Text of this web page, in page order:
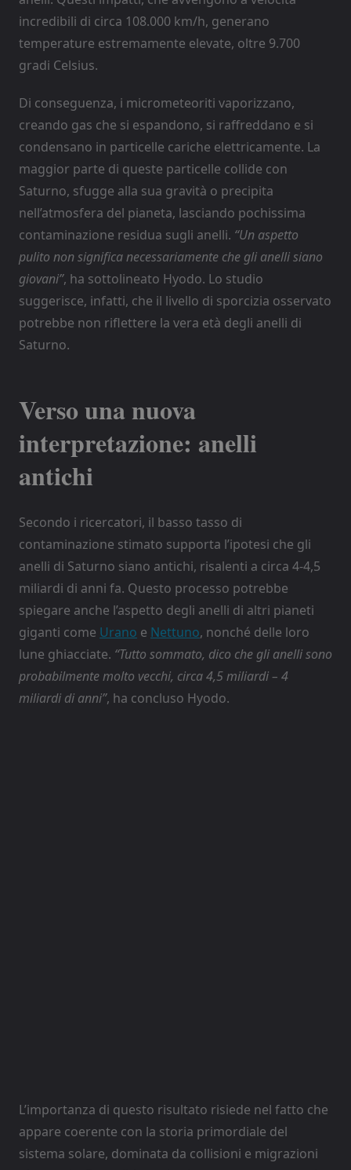
incredibili di circa 108.000 km/h, generano
temperature estremamente elevate, oltre 9.700
gradi Celsius.
Di conseguenza, i micrometeoriti vaporizzano,
creando gas che si espandono, si raffreddano e si
condensano in particelle cariche elettricamente. La
maggior parte di queste particelle collide con
Saturno, sfugge alla sua gravità o precipita
nell’atmosfera del pianeta, lasciando pochissima
contaminazione residua sugli anelli. “Un aspetto
pulito non significa necessariamente che gli anelli siano
giovani”, ha sottolineato Hyodo. Lo studio
suggerisce, infatti, che il livello di sporcizia osservato
potrebbe non riflettere la vera età degli anelli di
Saturno.
Verso una nuova
interpretazione: anelli
antichi
Secondo i ricercatori, il basso tasso di
contaminazione stimato supporta l’ipotesi che gli
anelli di Saturno siano antichi, risalenti a circa 4-4,5
miliardi di anni fa. Questo processo potrebbe
spiegare anche l’aspetto degli anelli di altri pianeti
giganti come Urano e Nettuno, nonché delle loro
lune ghiacciate. “Tutto sommato, dico che gli anelli sono
probabilmente molto vecchi, circa 4,5 miliardi – 4
miliardi di anni”, ha concluso Hyodo.
L’importanza di questo risultato risiede nel fatto che
appare coerente con la storia primordiale del
sistema solare, dominata da collisioni e migrazioni